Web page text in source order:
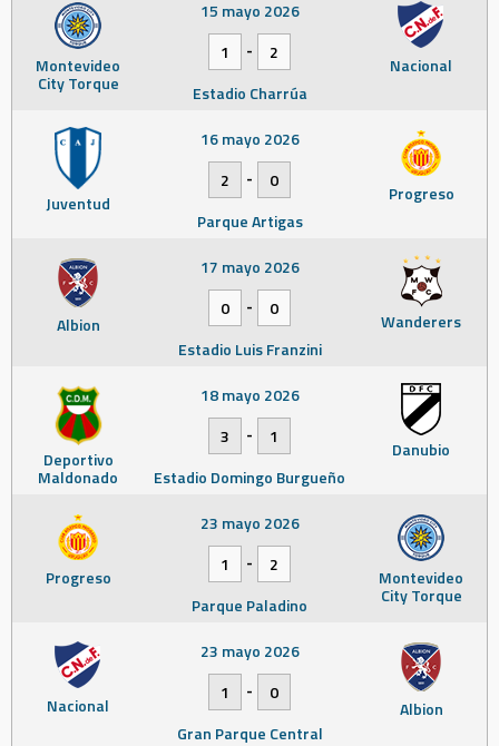
Montevideo
City Torque
Nacional
15 mayo 2026
1
-
2
Estadio Charrúa
Juventud Progreso
16 mayo 2026
2
-
0
Parque Artigas
Albion Wanderers
17 mayo 2026
0
-
0
Estadio Luis Franzini
Deportivo
Maldonado
Danubio
18 mayo 2026
3
-
1
Estadio Domingo Burgueño
Progreso Montevideo
City Torque
23 mayo 2026
1
-
2
Parque Paladino
Nacional Albion
23 mayo 2026
1
-
0
Gran Parque Central